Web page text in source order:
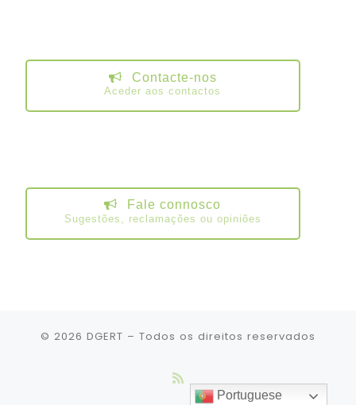
Contacte-nos
Aceder aos contactos
Fale connosco
Sugestões, reclamações ou opiniões
© 2026 DGERT – Todos os direitos reservados
Portuguese